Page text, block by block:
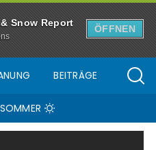
Snow Report
ÖFFNEN
BEITRÄGE
SOMMER
PARTNER